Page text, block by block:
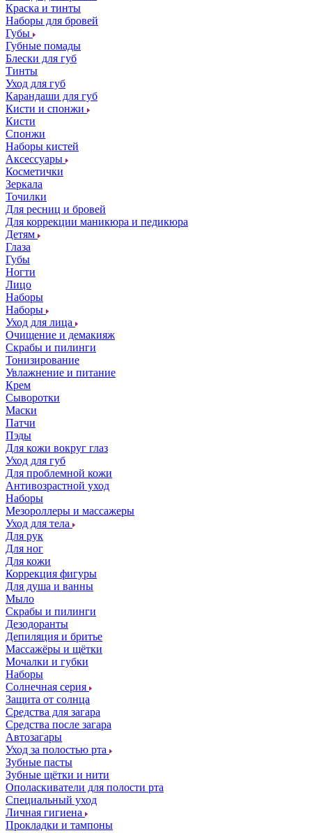
Краска и тинты
Наборы для бровей
Губы
Губные помады
Блески для губ
Тинты
Уход для губ
Карандаши для губ
Кисти и спонжи
Кисти
Спонжи
Наборы кистей
Аксессуары
Косметички
Зеркала
Точилки
Для ресниц и бровей
Для коррекции маникюра и педикюра
Детям
Глаза
Губы
Ногти
Лицо
Наборы
Наборы
Уход для лица
Очищение и демакияж
Скрабы и пилинги
Тонизирование
Увлажнение и питание
Крем
Сыворотки
Маски
Патчи
Пэды
Для кожи вокруг глаз
Уход для губ
Для проблемной кожи
Антивозрастной уход
Наборы
Мезороллеры и массажеры
Уход для тела
Для рук
Для ног
Для кожи
Коррекция фигуры
Для душа и ванны
Мыло
Скрабы и пилинги
Дезодоранты
Депиляция и бритье
Массажёры и щётки
Мочалки и губки
Наборы
Солнечная серия
Защита от солнца
Средства для загара
Средства после загара
Автозагары
Уход за полостью рта
Зубные пасты
Зубные щётки и нити
Ополаскиватели для полости рта
Специальный уход
Личная гигиена
Прокладки и тампоны